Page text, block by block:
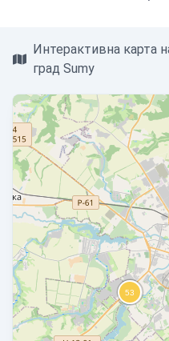
Интерактивна карта
град Sumy